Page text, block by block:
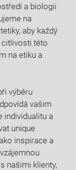
a biologii
na​
aby každý
citlivosti této
‍na etiku a
výběru
vašim
individualitu a
unique
inspirace a
našimi⁢ klienty,